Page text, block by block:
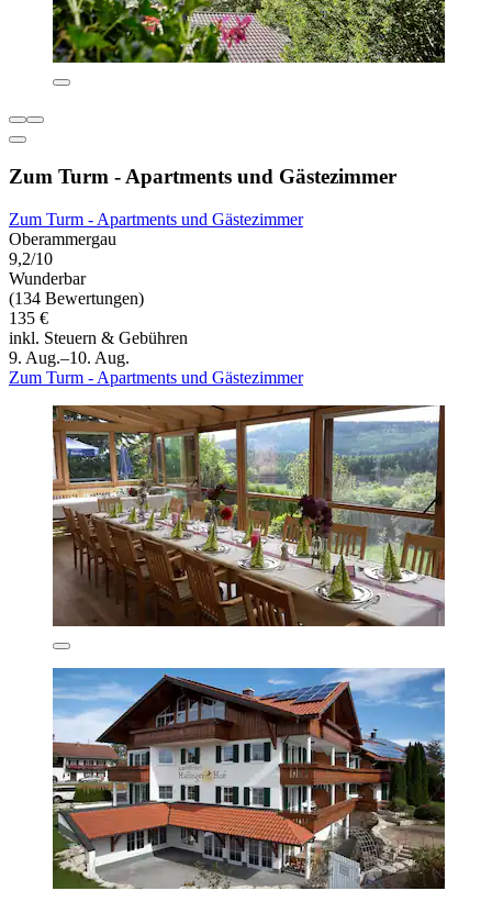
Zum Turm - Apartments und Gästezimmer
Zum Turm - Apartments und Gästezimmer
Oberammergau
9,2/10
Wunderbar
(134 Bewertungen)
135 €
inkl. Steuern & Gebühren
9. Aug.–10. Aug.
Zum Turm - Apartments und Gästezimmer